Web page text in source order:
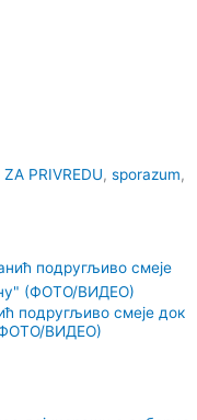
PRIVREDU,sporazum,
подругљиво смеје док
(ФОТО/ВИДЕО)